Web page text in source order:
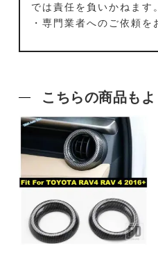
では責任を負いかねます。
・専門業者へのご依頼を
こちらの商品も